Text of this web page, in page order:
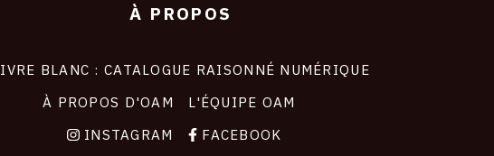
À PROPOS
BLANC : CATALOGUE RAISONNÉ NUMÉRIQUE
À PROPOS D'OAM
L'ÉQUIPE OAM
INSTAGRAM
FACEBOOK